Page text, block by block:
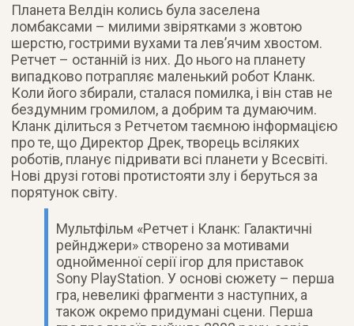
Планета Велдін колись була заселена
ломбаксами – милими звірятками з жовтою
шерстю, гострими вухами та лев’ячим хвостом.
Ретчет – останній із них. До нього на планету
випадково потрапляє маленький робот Кланк.
Коли його збирали, сталася помилка, і він став не
бездумним громилом, а добрим та думаючим.
Кланк ділиться з Ретчетом таємною інформацією
про те, що Директор Дрек, творець всіляких
роботів, планує підривати всі планети у Всесвіті.
Нові друзі готові протистояти злу і беруться за
порятунок світу.
Мультфільм «Ретчет і Кланк: Галактичні
рейнджери» створено за мотивами
однойменної серії ігор для приставок
Sony PlayStation. У основі сюжету – перша
гра, невеликі фрагменти з наступних, а
також окремо придумані сцени. Перша